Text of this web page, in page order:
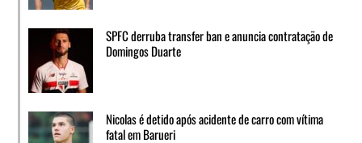
SPFC derruba transfer ban e anuncia contratação de
Domingos Duarte
Nicolas é detido após acidente de carro com vítima
fatal em Barueri